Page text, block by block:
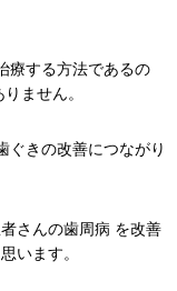
療する方法であるの
ません。
ぐきの改善につながり
さんの歯周病 を改善
います。